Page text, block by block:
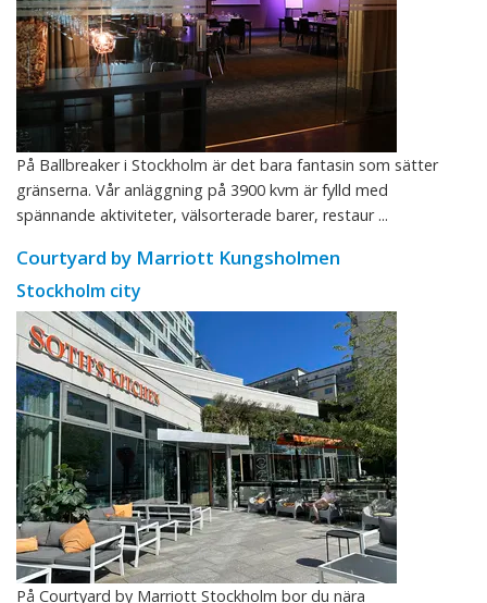
På Ballbreaker i Stockholm är det bara fantasin som sätter
gränserna. Vår anläggning på 3900 kvm är fylld med
spännande aktiviteter, välsorterade barer, restaur ...
Courtyard by Marriott Kungsholmen
Stockholm city
På Courtyard by Marriott Stockholm bor du nära